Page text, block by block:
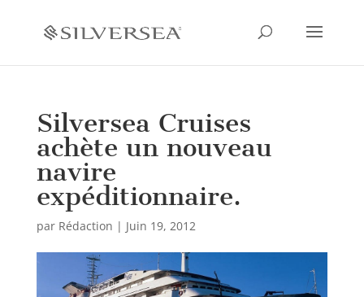
Silversea Cruises
achète un nouveau
navire
expéditionnaire.
par Rédaction | Juin 19, 2012